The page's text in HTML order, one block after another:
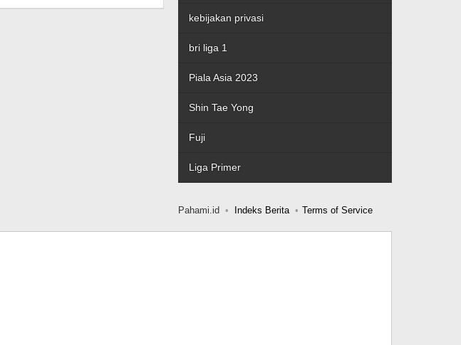
kebijakan privasi
bri liga 1
Piala Asia 2023
Shin Tae Yong
Fuji
Liga Primer
Pahami.id Indeks Berita Terms of Service